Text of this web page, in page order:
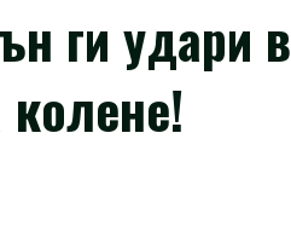
ги удари в